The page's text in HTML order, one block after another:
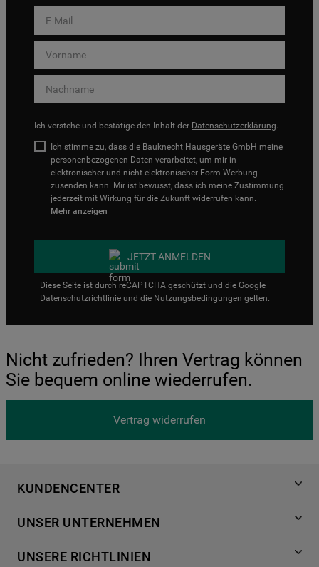
Ich verstehe und bestätige den Inhalt der Datenschutzerklärung.
Ich stimme zu, dass die Bauknecht Hausgeräte GmbH meine
personenbezogenen Daten verarbeitet, um mir in
elektronischer und nicht elektronischer Form Werbung
zusenden kann. Mir ist bewusst, dass ich meine Zustimmung
jederzeit mit Wirkung für die Zukunft widerrufen kann.
Mehr anzeigen
JETZT ANMELDEN
Diese Seite ist durch reCAPTCHA geschützt und die Google
Datenschutzrichtlinie und die Nutzungsbedingungen gelten.
Nicht zufrieden? Ihren Vertrag können
Sie bequem online wiederrufen.
Vertrag widerrufen
KUNDENCENTER
Händlersuche
Häufige Fragen
UNSER UNTERNEHMEN
Für Händler
UNSERE RICHTLINIEN